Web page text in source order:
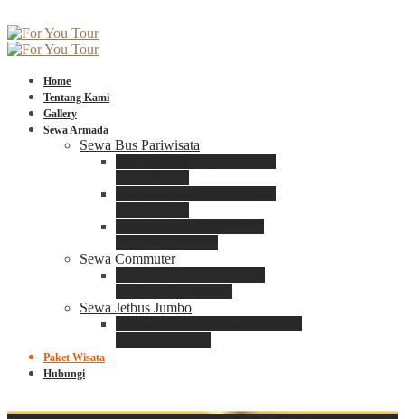
Home
Tentang Kami
Gallery
Sewa Armada
Sewa Bus Pariwisata
Sewa Commuter
Sewa Jetbus Jumbo
Paket Wisata
Hubungi